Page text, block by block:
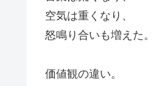
空気は重くなり、
怒鳴り合いも増えた。
価値観の違い。